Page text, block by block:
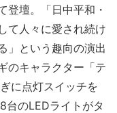
登壇。「日中平和・
て人々に愛され続け
」という趣向の演出
のキャラクター「テ
に点灯スイッチを
台のLEDライトがタ